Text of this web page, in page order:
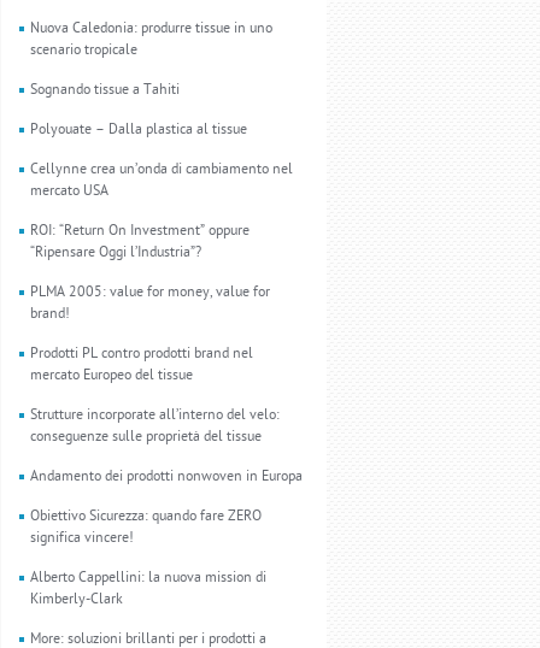
Nuova Caledonia: produrre tissue in uno
scenario tropicale
Sognando tissue a Tahiti
Polyouate – Dalla plastica al tissue
Cellynne crea un’onda di cambiamento nel
mercato USA
ROI: “Return On Investment” oppure
“Ripensare Oggi l’Industria”?
PLMA 2005: value for money, value for
brand!
Prodotti PL contro prodotti brand nel
mercato Europeo del tissue
Strutture incorporate all’interno del velo:
conseguenze sulle proprietà del tissue
Andamento dei prodotti nonwoven in Europa
Obiettivo Sicurezza: quando fare ZERO
significa vincere!
Alberto Cappellini: la nuova mission di
Kimberly-Clark
More: soluzioni brillanti per i prodotti a